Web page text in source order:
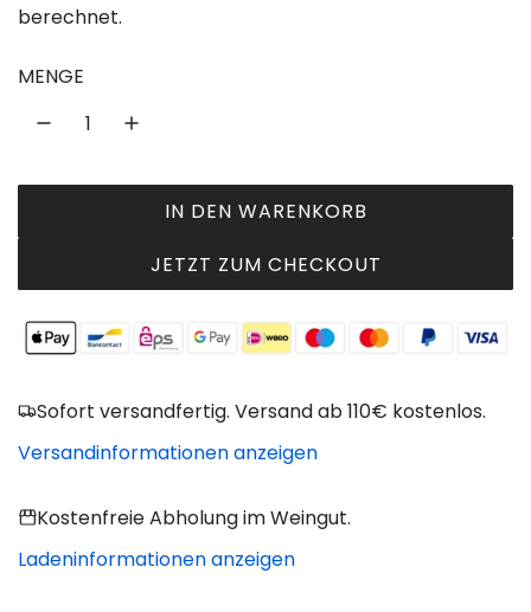
g
u
r
e
P
r
e
i
berechnet.
MENGE
IN DEN WARENKORB
L
A
D
N
.
JETZT ZUM CHECKOUT
Sofort versandfertig. Versand ab 110€ kostenlos.
Versandinformationen anzeigen
Kostenfreie Abholung im Weingut.
Ladeninformationen anzeigen